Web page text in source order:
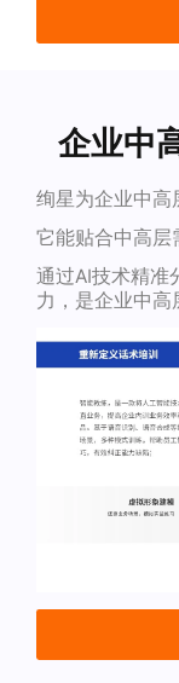
企业中
绚星为企业中高
它能贴合中高层
通过AI技术精准
力，是企业中高